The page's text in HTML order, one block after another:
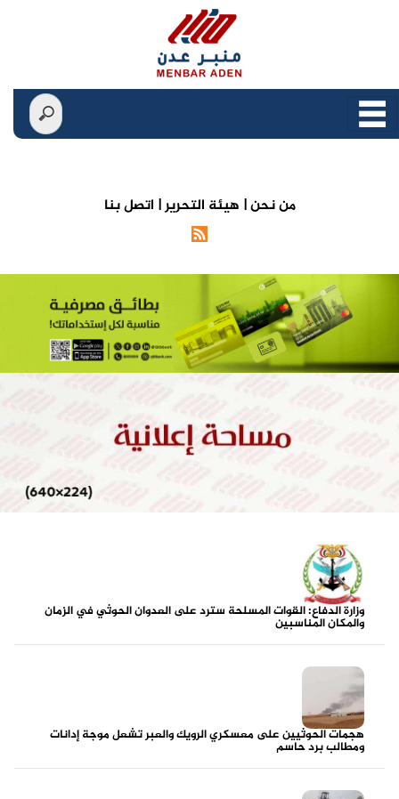
من نحن | هيئة التحرير | اتصل بنا
وزارة الدفاع: القوات المسلحة سترد على العدوان الحوثي في الزمان
والمكان المناسبين
هجمات الحوثيين على معسكري الرويك والعبر تشعل موجة إدانات
ومطالب برد حاسم